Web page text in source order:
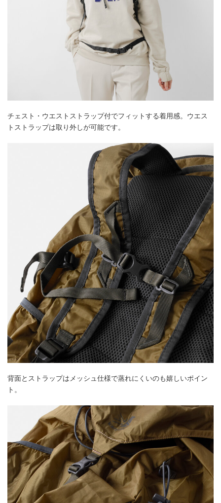
チェスト・ウエストストラップ付でフィットする着用感。ウエス
トストラップは取り外しが可能です。
背面とストラップはメッシュ仕様で蒸れにくいのも嬉しいポイン
ト。